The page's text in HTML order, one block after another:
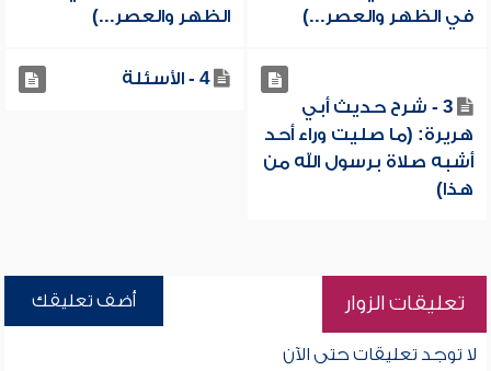
في الظهر والعصر...)
الظهر والعصر...)
3 - شرح حديث أبي
هريرة: (ما صليت وراء أحد
أشبه صلاة برسول الله من
هذا)
4 - الأسئلة
تعليقات الزوار أضف تعليقك
لا توجد تعليقات حتى الآن